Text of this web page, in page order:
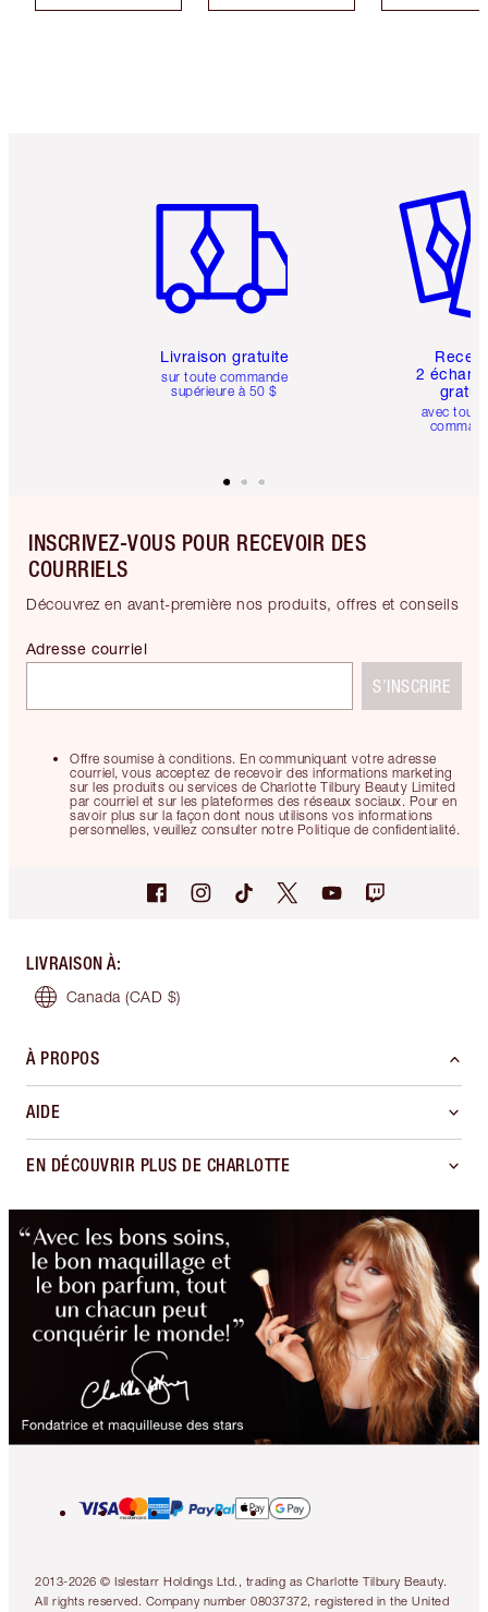
Livraison gratuite
sur toute commande
supérieure à 50 $
2
avec
INSCRIVEZ-VOUS POUR RECEVOIR DES
COURRIELS
Découvrez en avant-première nos produits, offres et conseils
Offre soumise à conditions. En communiquant votre adresse
courriel, vous acceptez de recevoir des informations marketing
sur les produits ou services de Charlotte Tilbury Beauty Limited
par courriel et sur les plateformes des réseaux sociaux. Pour en
savoir plus sur la façon dont nous utilisons vos informations
personnelles, veuillez consulter notre Politique de confidentialité.
Adresse courriel
S’INSCRIRE
LIVRAISON À:
Canada (CAD $)
À PROPOS
AIDE
EN DÉCOUVRIR PLUS DE CHARLOTTE
2013-2026 © Islestarr Holdings Ltd., trading as Charlotte Tilbury Beauty.
All rights reserved. Company number 08037372, registered in the United